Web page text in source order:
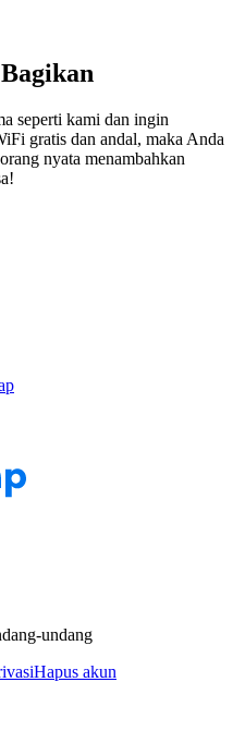
seperti kami dan ingin
gratis dan andal, maka Anda
nyata menambahkan
undang
Hapus akun